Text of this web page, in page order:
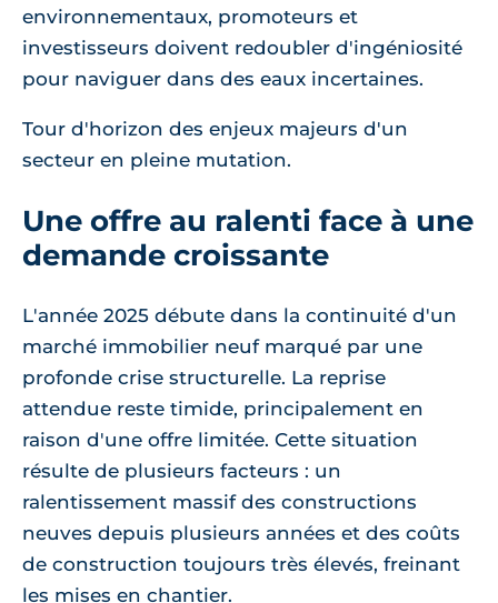
environnementaux, promoteurs et
investisseurs doivent redoubler d'ingéniosité
pour naviguer dans des eaux incertaines.
Tour d'horizon des enjeux majeurs d'un
secteur en pleine mutation.
Une offre au ralenti face à une
demande croissante
L'année 2025 débute dans la continuité d'un
marché immobilier neuf marqué par une
profonde crise structurelle. La reprise
attendue reste timide, principalement en
raison d'une offre limitée. Cette situation
résulte de plusieurs facteurs : un
ralentissement massif des constructions
neuves depuis plusieurs années et des coûts
de construction toujours très élevés, freinant
les mises en chantier.